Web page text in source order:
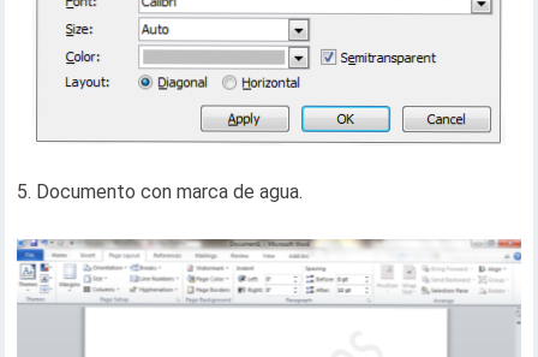
5. Documento con marca de agua.